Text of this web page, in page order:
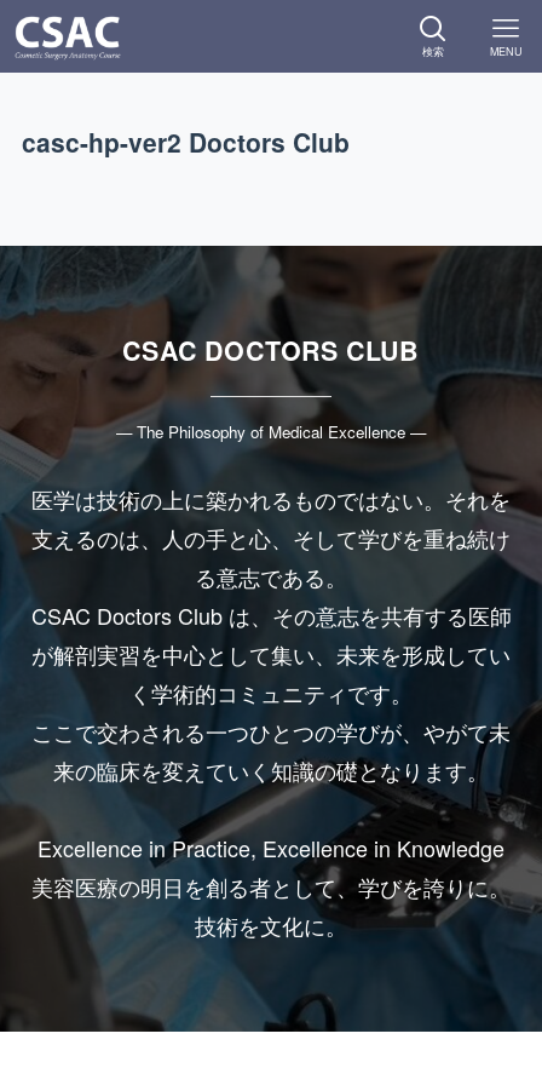
検索 MENU
casc-hp-ver2 Doctors Club
CSAC DOCTORS CLUB
— The Philosophy of Medical Excellence —
医学は技術の上に築かれるものではない。それを
支えるのは、人の手と心、そして学びを重ね続け
る意志である。
CSAC Doctors Club は、その意志を共有する医師
が解剖実習を中心として集い、未来を形成してい
く学術的コミュニティです。
ここで交わされる一つひとつの学びが、やがて未
来の臨床を変えていく知識の礎となります。
Excellence in Practice, Excellence in Knowledge
美容医療の明日を創る者として、学びを誇りに。
技術を文化に。